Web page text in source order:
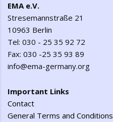
EMA e.V.
Stresemannstraße 21
10963 Berlin
Tel: 030 - 25 35 92 72
Fax: 030 -25 35 93 89
info@ema-germany.org
Important Links
Contact
General Terms and Conditions